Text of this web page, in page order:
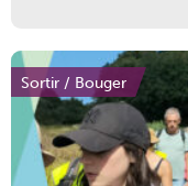
Sortir / Bouger